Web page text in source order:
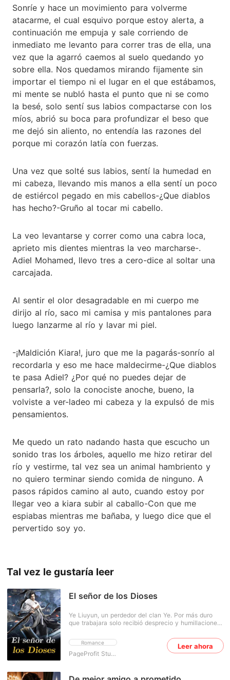
Sonríe y hace un movimiento para volverme
atacarme, el cual esquivo porque estoy alerta, a
continuación me empuja y sale corriendo de
inmediato me levanto para correr tras de ella, una
vez que la agarró caemos al suelo quedando yo
sobre ella. Nos quedamos mirando fijamente sin
importar el tiempo ni el lugar en el que estábamos,
mi mente se nubló hasta el punto que ni se como
la besé, solo sentí sus labios compactarse con los
míos, abrió su boca para profundizar el beso que
me dejó sin aliento, no entendía las razones del
porque mi corazón latía con fuerzas.
Una vez que solté sus labios, sentí la humedad en
mi cabeza, llevando mis manos a ella sentí un poco
de estiércol pegado en mis cabellos-¿Que diablos
has hecho?-Gruño al tocar mi cabello.
La veo levantarse y correr como una cabra loca,
aprieto mis dientes mientras la veo marcharse-.
Adiel Mohamed, llevo tres a cero-dice al soltar una
carcajada.
Al sentir el olor desagradable en mi cuerpo me
dirijo al río, saco mi camisa y mis pantalones para
luego lanzarme al río y lavar mi piel.
-¡Maldición Kiara!, juro que me la pagarás-sonrío al
recordarla y eso me hace maldecirme-¿Que diablos
te pasa Adiel? ¿Por qué no puedes dejar de
pensarla?, solo la conociste anoche, bueno, la
volviste a ver-ladeo mi cabeza y la expulsó de mis
pensamientos.
Me quedo un rato nadando hasta que escucho un
sonido tras los árboles, aquello me hizo retirar del
río y vestirme, tal vez sea un animal hambriento y
no quiero terminar siendo comida de ninguno. A
pasos rápidos camino al auto, cuando estoy por
llegar veo a kiara subir al caballo-Con que me
espiabas mientras me bañaba, y luego dice que el
pervertido soy yo.
Tal vez le gustaría leer
El señor de los Dioses
Romance
PageProfit Studio
Ye Liuyun, un perdedor del clan Ye. Por más duro
que trabajara solo recibió desprecio y humillaciones.
convirtió en un hombre talentoso y poderoso. A
partir de entonces, dinero, belleza y poder, todo lo
tiene en sus manos.
Leer ahora